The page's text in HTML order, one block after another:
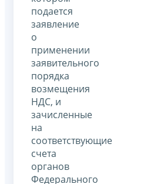
подается
заявление
о
применении
заявительного
порядка
возмещения
НДС, и
зачисленные
на
соответствующие
счета
органов
Федерального